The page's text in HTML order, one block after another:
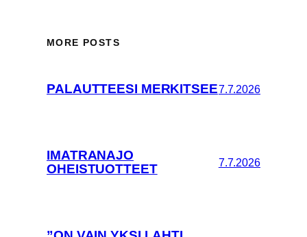
MORE POSTS
PALAUTTEESI MERKITSEE7.7.2026
IMATRANAJO
OHEISTUOTTEET
7.7.2026